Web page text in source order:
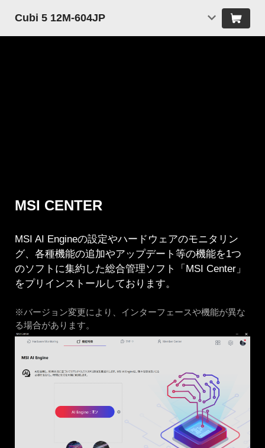
Cubi 5 12M-604JP
MSI CENTER
MSI AI Engineの設定やハードウェアのモニタリン
グ、各種機能の追加やアップデート等の機能を1つ
のソフトに集約した総合管理ソフト「MSI Center」
をプリインストールしております。
※バージョン変更により、インターフェースや機能が異な
る場合があります。